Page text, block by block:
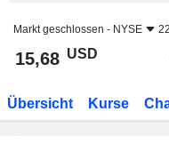
Markt geschlossen - NYSE
15,68 USD
Übersicht Kurse